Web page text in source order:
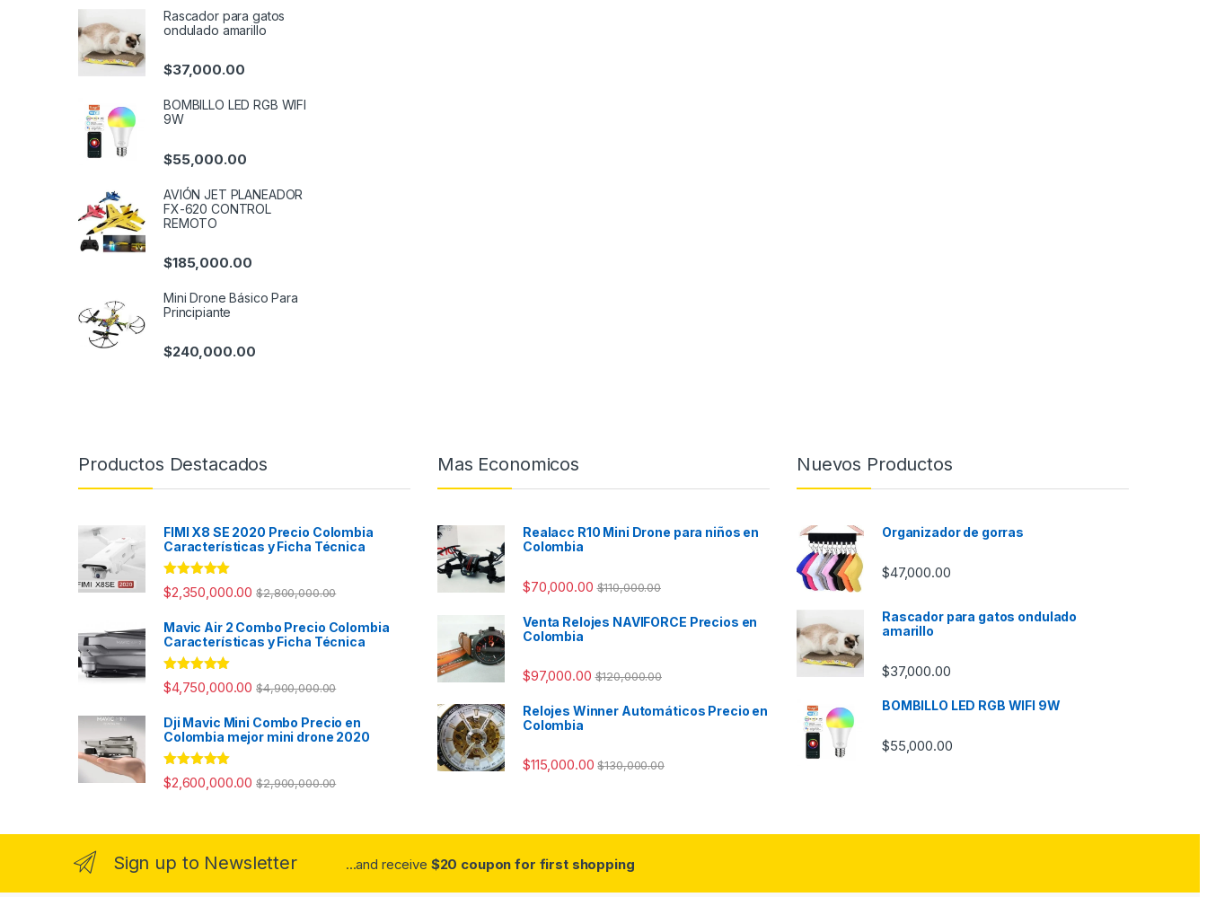
Rascador para gatos
ondulado amarillo
$37,000.00
BOMBILLO LED RGB WIFI
9W
$55,000.00
AVIÓN JET PLANEADOR
FX-620 CONTROL
REMOTO
$185,000.00
Mini Drone Básico Para
Principiante
$240,000.00
Productos Destacados
FIMI X8 SE 2020 Precio Colombia
Características y Ficha Técnica
Valorado con
5.00de 5
$2,350,000.00 $2,800,000.00
Mavic Air 2 Combo Precio Colombia
Características y Ficha Técnica
Valorado con
5.00de 5
$4,750,000.00 $4,900,000.00
Dji Mavic Mini Combo Precio en
Colombia mejor mini drone 2020
Valorado con
5.00de 5
$2,600,000.00 $2,900,000.00
Mas Economicos
Realacc R10 Mini Drone para niños en
Colombia
$70,000.00 $110,000.00
Venta Relojes NAVIFORCE Precios en
Colombia
$97,000.00 $120,000.00
Relojes Winner Automáticos Precio en
Colombia
$115,000.00 $130,000.00
Nuevos Productos
Organizador de gorras
$47,000.00
Rascador para gatos ondulado
amarillo
$37,000.00
BOMBILLO LED RGB WIFI 9W
$55,000.00
Sign up to Newsletter ...and receive $20 coupon for first shopping